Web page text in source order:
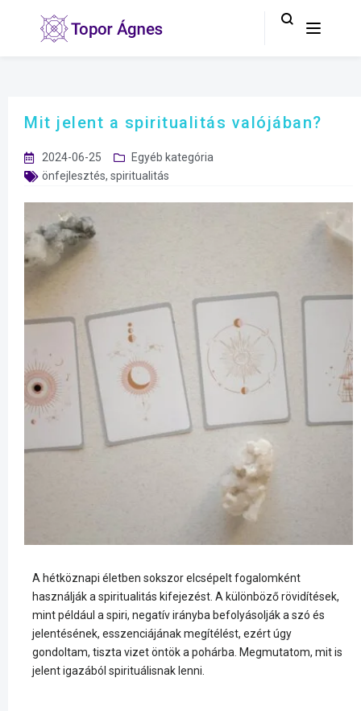
Mit jelent a spiritualitás valójában?
2024-06-25
Egyéb kategória
önfejlesztés, spiritualitás
A hétköznapi életben sokszor elcsépelt fogalomként
használják a spiritualitás kifejezést. A különböző rövidítések,
mint például a spiri, negatív irányba befolyásolják a szó és
jelentésének, esszenciájának megítélést, ezért úgy
gondoltam, tiszta vizet öntök a pohárba. Megmutatom, mit is
jelent igazából spirituálisnak lenni.